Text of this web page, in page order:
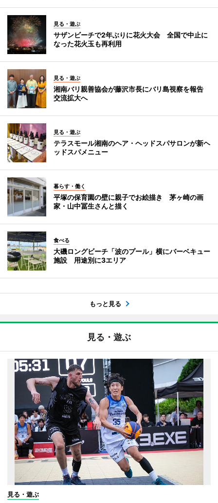
見る・遊ぶ
サザンビーチで2年ぶりに花火大会 全国で中止に
なった花火玉も再利用
見る・遊ぶ
湘南バリ親善協会が藤沢市長にバリ島視察を報告
交流拡大へ
見る・遊ぶ
テラスモール湘南のヘア・ヘッドスパサロンが新ヘ
ッドスパメニュー
暮らす・働く
平塚の保育園の壁に親子でお絵描き 茅ヶ崎の画
家・山中冨生さんと描く
食べる
大磯ロングビーチ「波のプール」横にバーベキュー
施設 用途別に3エリア
もっと見る
見る・遊ぶ
見る・遊ぶ